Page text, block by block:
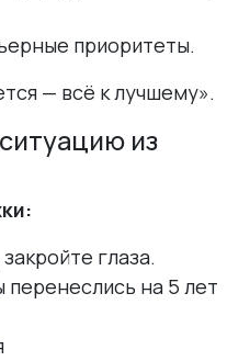
приоритеты.
— всё к лучшему».
из
глаза.
перенеслись на 5 лет